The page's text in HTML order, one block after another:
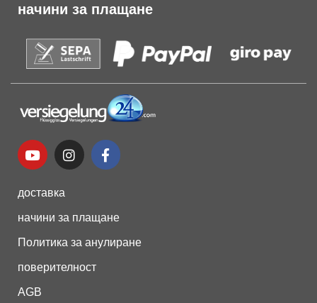
начини за плащане
доставка
начини за плащане
Политика за анулиране
поверителност
AGB